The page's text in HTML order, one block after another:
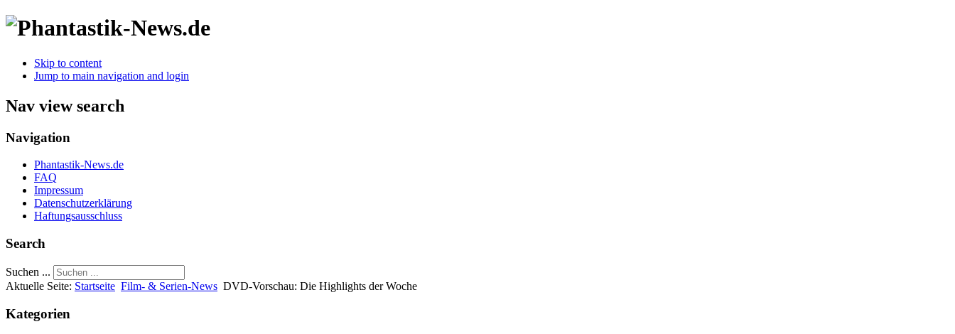
Skip to content
Jump to main navigation and login
Nav view search
Navigation
Phantastik-News.de
FAQ
Impressum
Datenschutzerklärung
Haftungsausschluss
Search
Suchen ...
Aktuelle Seite: Startseite Film- & Serien-News DVD-Vorschau: Die Highlights der Woche
Kategorien